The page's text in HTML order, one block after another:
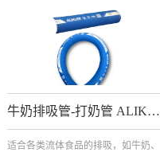
牛奶排吸管-打奶管 ALIKLER G2
适合各类流体食品的排吸，如牛奶、